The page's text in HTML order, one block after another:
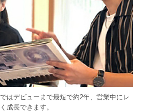
はデビューまで最短で約2年、営業中にレ
成長できます。